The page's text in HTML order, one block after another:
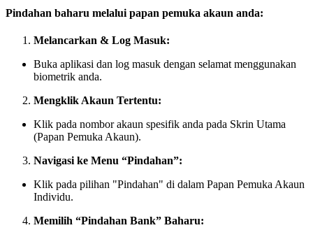
Pindahan baharu melalui papan pemuka akaun anda:
Melancarkan & Log Masuk:
Buka aplikasi dan log masuk dengan selamat menggunakan
biometrik anda.
Mengklik Akaun Tertentu:
Klik pada nombor akaun spesifik anda pada Skrin Utama
(Papan Pemuka Akaun).
Navigasi ke Menu “Pindahan”:
Klik pada pilihan "Pindahan" di dalam Papan Pemuka Akaun
Individu.
Memilih “Pindahan Bank” Baharu: